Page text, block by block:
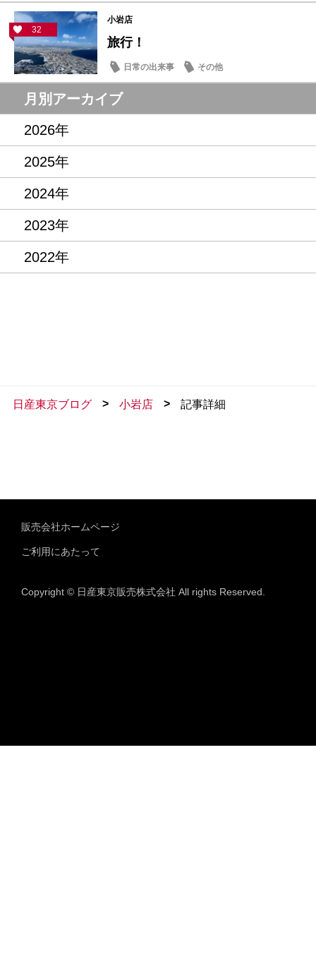
32
小岩店
旅行！
日常の出来事 その他
月別アーカイブ
2026年
2025年
2024年
2023年
2022年
日産東京ブログ > 小岩店 > 記事詳細
販売会社ホームページ
ご利用にあたって
Copyright © 日産東京販売株式会社 All rights Reserved.